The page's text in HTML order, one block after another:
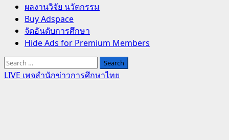
ผลงานวิจัย นวัตกรรม
Buy Adspace
จัดอันดับการศึกษา
Hide Ads for Premium Members
Search
for:
LIVE เพจสำนักข่าวการศึกษาไทย